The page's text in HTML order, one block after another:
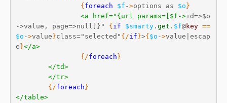
{ foreach $f ->options as $o }
<a href="{url params=[$f->id=>$o
->value, page=>null]}" { if $smarty . get . $f@key ==
$o ->value }class="selected" { /if }>{ $o ->value|escap
e }</a>
{ /foreach }
</td>
</tr>
{ /foreach }
</table>